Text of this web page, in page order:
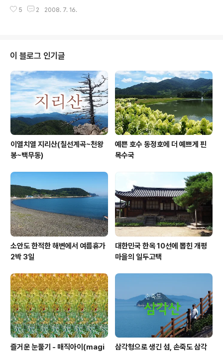
에서도 알수 있듯이 이곳에는 안동 하회를 돌아나오는 낙
주 오래 전 아이들이 어릴때 몇 번 데리고 와서 재미있는 선
부석사를 들려 보시길 권하고 싶다. 아래 글은 아이들을 데
리고 부석사를 둘러 볼때 재미있게 느껴지도록 쉬운 내용
으로 엮어 보았다. 때는 지금부터 1300여년 전인 서기 65
0년. 여기는 신라.. 후세에 의상대사라 하였던 출가승 의상
의 나이는 26살이고 원효의 나이는 34살이었다. 둘이는
나이가 8살이나 차이가 나지만 ..
5 2 2008. 7. 16.
이 블로그 인기글
이열치열 지리산(칠선계곡~천왕
봉~백무동)
예쁜 호수 동정호에 더 예쁘게 핀
목수국
소안도 한적한 해변에서 여름휴가
2박 3일
대한민국 한옥 10선에 뽑힌 개평
마을의 일두고택
즐거운 눈풀기 - 매직아이(magi
삼각형으로 생긴 섬, 손죽도 삼각